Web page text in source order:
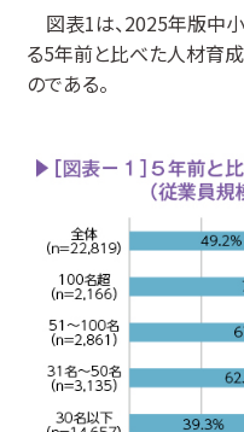
図表1は、2025年版中
る5年前と比べた人材育
のである。